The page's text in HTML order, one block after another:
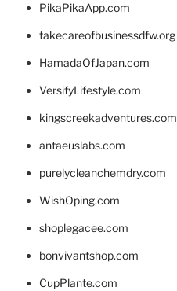
PikaPikaApp.com
takecareofbusinessdfw.org
HamadaOfJapan.com
VersifyLifestyle.com
kingscreekadventures.com
antaeuslabs.com
purelycleanchemdry.com
WishOping.com
shoplegacee.com
bonvivantshop.com
CupPlante.com